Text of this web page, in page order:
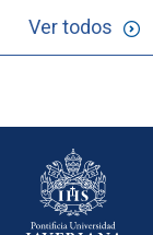
Ver todos